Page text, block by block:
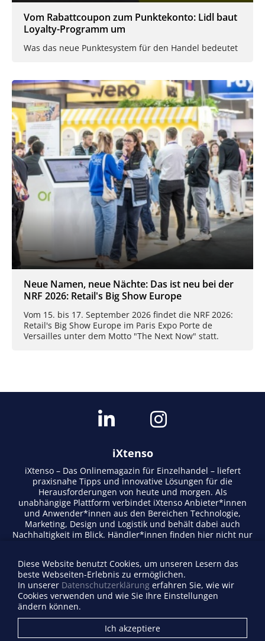
Vom Rabattcoupon zum Punktekonto: Lidl baut
Loyalty-Programm um
Was das neue Punktesystem für den Handel bedeutet
Neue Namen, neue Nächte: Das ist neu bei der
NRF 2026: Retail's Big Show Europe
Vom 15. bis 17. September 2026 findet die NRF 2026:
Retail's Big Show Europe im Paris Expo Porte de
Versailles unter dem Motto "The Next Now" statt.
iXtenso
iXtenso – Das Onlinemagazin für Einzelhandel – liefert
praxisnahe Tipps und innovative Lösungen für die
Herausforderungen von heute und morgen. Als
unabhängige Plattform verbindet iXtenso Anbieter*innen
und Anwender*innen aus den Bereichen Technologie,
Marketing, Design und Logistik und behält dabei auch
Nachhaltigkeit im Blick. Händler*innen finden hier nicht nur
lebendigen Schreibstil und relevantem Content fördert das
Magazin den Austausch innerhalb der Retail-Community.
Ob digitale Trends oder praktische Alltagstipps – iXtenso
macht Wissen für den Handel zugänglich.
Diese Website benutzt Cookies, um unseren Lesern das
beste Webseiten-Erlebnis zu ermöglichen.
In unserer Datenschutzerklärung erfahren Sie, wie wir
Cookies verwenden und wie Sie Ihre Einstellungen
ändern können.
Ich akzeptiere